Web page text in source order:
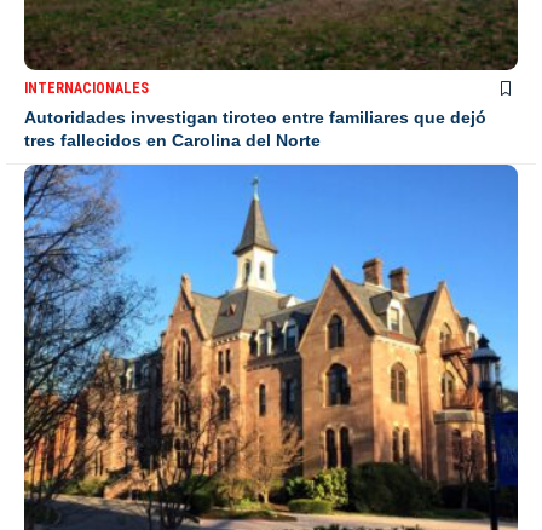
INTERNACIONALES
Autoridades investigan tiroteo entre familiares que dejó
tres fallecidos en Carolina del Norte